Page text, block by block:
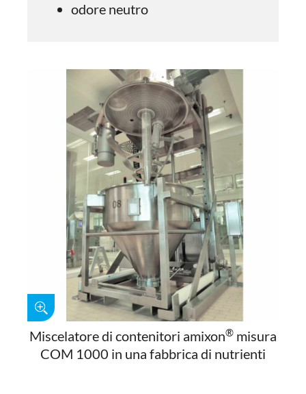
odore neutro
Miscelatore di contenitori amixon® misura
COM 1000 in una fabbrica di nutrienti